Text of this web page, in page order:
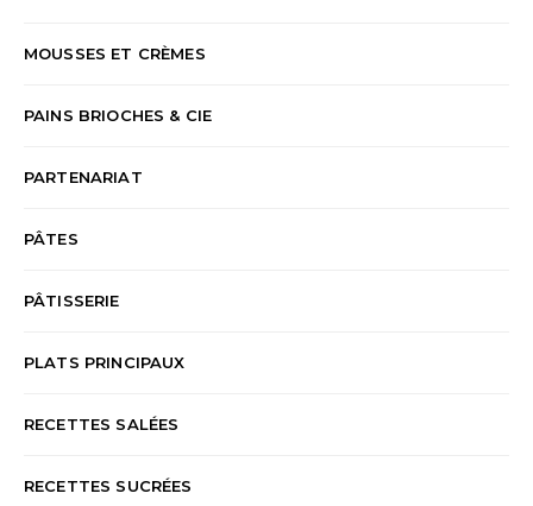
MOUSSES ET CRÈMES
PAINS BRIOCHES & CIE
PARTENARIAT
PÂTES
PÂTISSERIE
PLATS PRINCIPAUX
RECETTES SALÉES
RECETTES SUCRÉES